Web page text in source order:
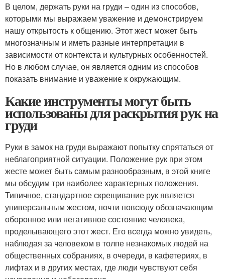
В целом, держать руки на груди – один из способов,
которыми мы выражаем уважение и демонстрируем
нашу открытость к общению. Этот жест может быть
многозначным и иметь разные интерпретации в
зависимости от контекста и культурных особенностей.
Но в любом случае, он является одним из способов
показать внимание и уважение к окружающим.
Какие инструменты могут быть
использованы для раскрытия рук на
груди
Руки в замок на груди выражают попытку спрятаться от
неблагоприятной ситуации. Положение рук при этом
жесте может быть самым разнообразным, в этой книге
мы обсудим три наиболее характерных положения.
Типичное, стандартное скрещивание рук является
универсальным жестом, почти повсюду обозначающим
оборонное или негативное состояние человека,
проделывающего этот жест. Его всегда можно увидеть,
наблюдая за человеком в толпе незнакомых людей на
общественных собраниях, в очереди, в кафетериях, в
лифтах и в других местах, где люди чувствуют себя